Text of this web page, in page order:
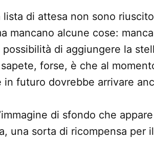
di attesa non sono
mancano alcune cose:
possibilità di aggiungere la
forse, è che al
in futuro dovrebbe arrivare
di sfondo che
una sorta di ricompensa per